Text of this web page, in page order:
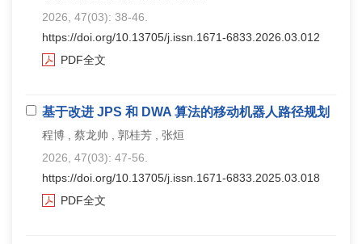
2026, 47(03): 38-46.
https://doi.org/10.13705/j.issn.1671-6833.2026.03.012
PDF全文
基于改进 JPS 和 DWA 算法的移动机器人路径规划
程博 , 蔡龙帅 , 郭桂芳 , 张烜
2026, 47(03): 47-56.
https://doi.org/10.13705/j.issn.1671-6833.2025.03.018
PDF全文